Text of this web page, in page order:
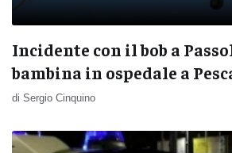
Incidente con il bob a
bambina in ospedale a
di Sergio Cinquino